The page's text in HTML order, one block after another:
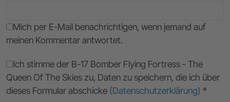
Mich per E-Mail benachrichtigen, wenn jemand auf
meinen Kommentar antwortet.
Ich stimme der B-17 Bomber Flying Fortress - The
Queen Of The Skies zu, Daten zu speichern, die ich über
dieses Formular abschicke (Datenschutzerklärung) *